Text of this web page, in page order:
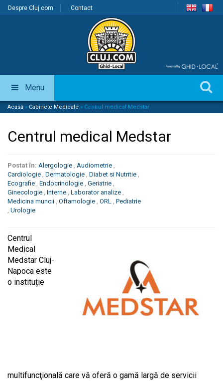
Despre Cluj.com Contact
Menu
Acasă » Cabinete Medicale » Centrul medical Medstar
Centrul medical Medstar
Postat în: Alergologie , Audiometrie ,
Cardiologie , Dermatologie , Diabet si Nutritie ,
Ecografie , Endocrinologie , Geriatrie ,
Ginecologie , Interne , Laborator analize ,
Medicina muncii , Oftamologie , ORL , Pediatrie
, Urologie
Centrul
Medical
Medstar Cluj-
Napoca este
o instituție
multifuncţională care vă oferă o gamă largă de servicii